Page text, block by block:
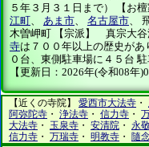
５年３月３１日まで） 【お檀
江町、 あま市、 名古屋市、
木曽岬町 【宗派】 真宗大谷
寺は７００年以上の歴史が
０台、東側駐車場に４５台 駐
【更新日：2026年(令和08年
【近くの寺院】 愛西市大法寺 ・
阿弥陀寺 ・ 浄法寺 ・ 信力寺 ・
大法寺 ・ 玉泉寺 ・ 安清院 ・ 永
信力寺 ・ 万瑞寺 ・ 明教寺 ・ 隨